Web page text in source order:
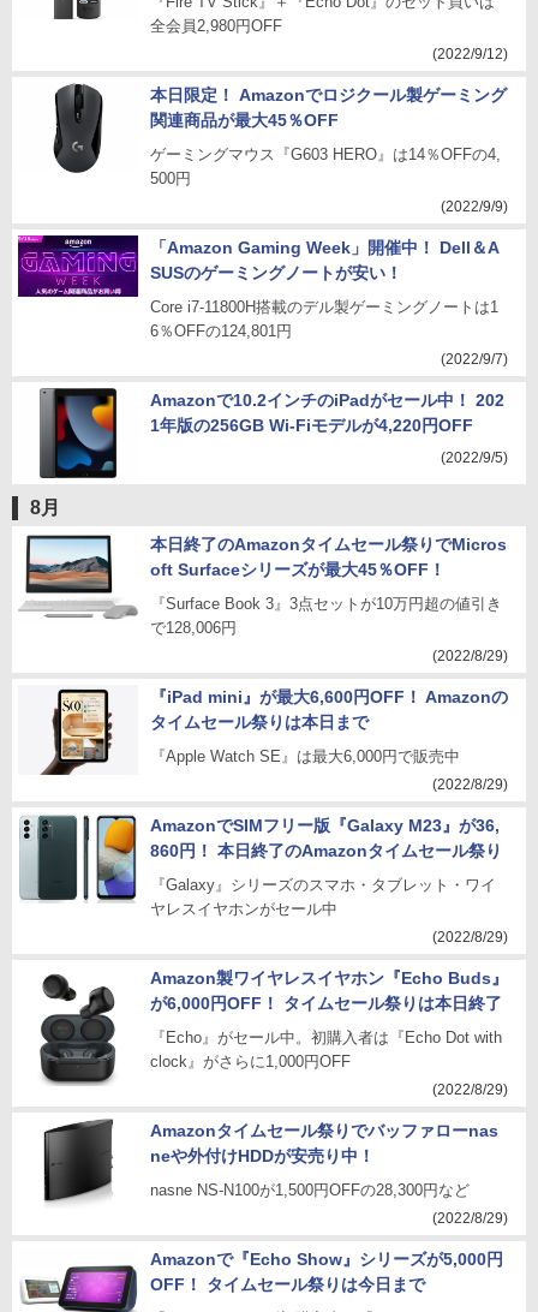
全会員2,980円OFF
(2022/9/12)
本日限定！ Amazonでロジクール製ゲーミング
関連商品が最大45％OFF
ゲーミングマウス『G603 HERO』は14％OFFの4,
500円
(2022/9/9)
「Amazon Gaming Week」開催中！ Dell＆A
SUSのゲーミングノートが安い！
Core i7-11800H搭載のデル製ゲーミングノートは1
6％OFFの124,801円
(2022/9/7)
Amazonで10.2インチのiPadがセール中！ 202
1年版の256GB Wi-Fiモデルが4,220円OFF
(2022/9/5)
8月
本日終了のAmazonタイムセール祭りでMicros
oft Surfaceシリーズが最大45％OFF！
『Surface Book 3』3点セットが10万円超の値引き
で128,006円
(2022/8/29)
『iPad mini』が最大6,600円OFF！ Amazonの
タイムセール祭りは本日まで
『Apple Watch SE』は最大6,000円で販売中
(2022/8/29)
AmazonでSIMフリー版『Galaxy M23』が36,
860円！ 本日終了のAmazonタイムセール祭り
『Galaxy』シリーズのスマホ・タブレット・ワイ
ヤレスイヤホンがセール中
(2022/8/29)
Amazon製ワイヤレスイヤホン『Echo Buds』
が6,000円OFF！ タイムセール祭りは本日終了
『Echo』がセール中。初購入者は『Echo Dot with
clock』がさらに1,000円OFF
(2022/8/29)
Amazonタイムセール祭りでバッファローnas
neや外付けHDDが安売り中！
nasne NS-N100が1,500円OFFの28,300円など
(2022/8/29)
Amazonで『Echo Show』シリーズが5,000円
OFF！ タイムセール祭りは今日まで